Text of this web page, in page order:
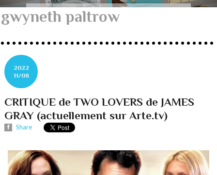
gwyneth paltrow
2022
11/08
CRITIQUE de TWO LOVERS de JAMES
GRAY (actuellement sur Arte.tv)
Share